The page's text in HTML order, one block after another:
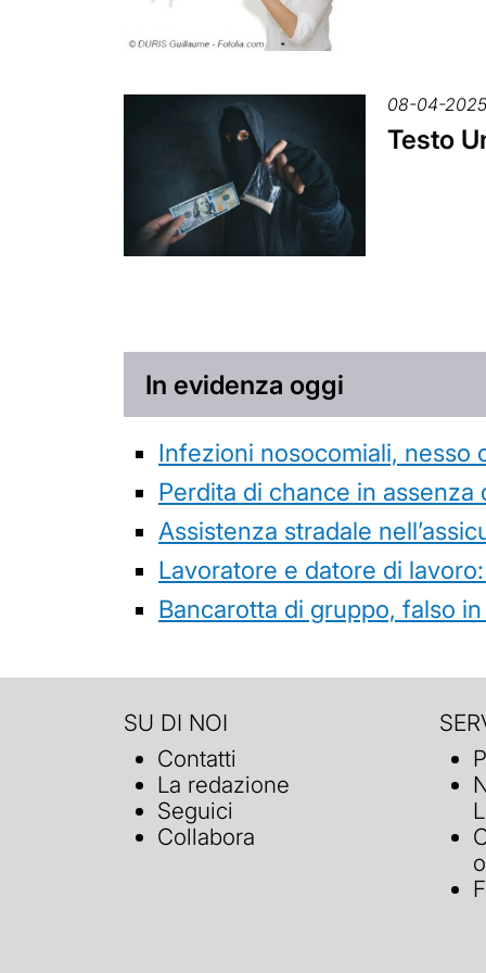
08-04-
Testo
In evidenza oggi
Infezioni nosocomiali, nesso
Perdita di chance in
Assistenza stradale
Lavoratore e datore di
Bancarotta di gruppo, falso
SU DI NOI
Contatti
La redazione
Seguici
Collabora